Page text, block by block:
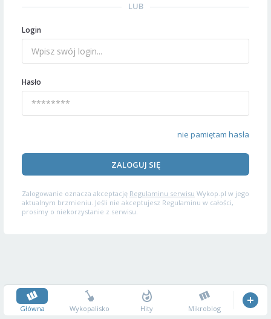
LUB
Login
Hasło
nie pamiętam hasła
ZALOGUJ SIĘ
Zalogowanie oznacza akceptację Regulaminu serwisu Wykop.pl w jego
aktualnym brzmieniu. Jeśli nie akceptujesz Regulaminu w całości,
prosimy o niekorzystanie z serwisu.
Główna Wykopalisko Hity Mikroblog